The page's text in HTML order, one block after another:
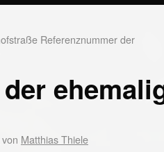
Referenznummer der
von Matthias Thiele